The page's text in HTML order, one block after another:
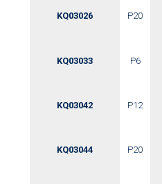
KQ03026 P20
KQ03033 P6
KQ03042 P12
KQ03044 P20